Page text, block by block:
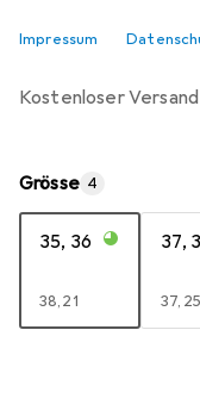
Impressum
kostenloser Versand
Grösse 4
35, 36
EUR
38,21
37,
EUR
37,25